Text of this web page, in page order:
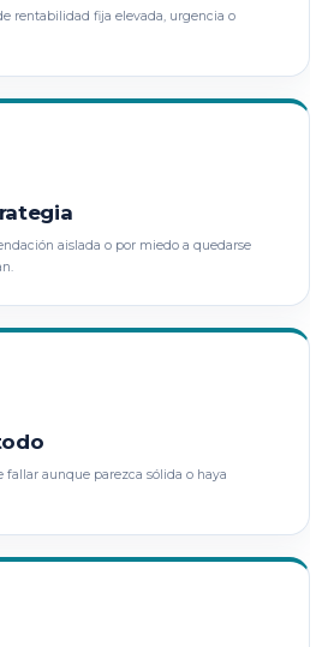
rentabilidad fija elevada, urgencia o
aislada o por miedo a quedarse
fallar aunque parezca sólida o haya